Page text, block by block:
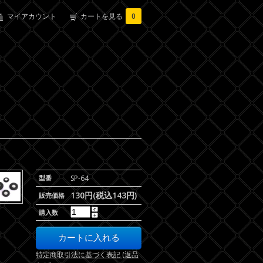
マイアカウント カートを見る 0
型番 SP-64
販売価格 130円(税込143円)
購入数
特定商取引法に基づく表記 (返品